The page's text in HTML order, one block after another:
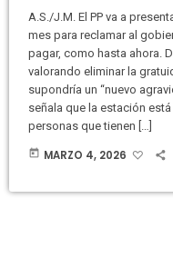
A.S./J.M. El PP va a
mes para reclamar al
pagar, como hasta ahora.
valorando eliminar la
supondría un “nuevo
señala que la estación
personas que tienen […]
today MARZO 4, 2026